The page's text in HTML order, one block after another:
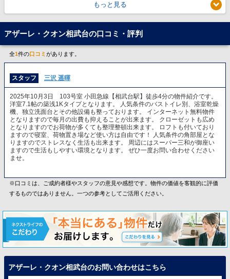
もっと見る
アザーレ・クオン相武台の口コミ・評判
全1件の口コミ があります。
スタッフ 三沢 遥暉
2025年10月3日 103号室 小田急線【相武台駅】徒歩4分の物件紹介です。
洋室7.1帖の築浅1Kタイプとなります。 人気条件のバストイレ別、浴室乾燥
機、独立洗面台とその他設備も整っております。 インターネット無料物件
となりますので毎月の出費も抑えることが出来ます。 クローゼットも広め
となりますのでお荷物が多くても整理整頓出来ます。 ロフトも付いており
ますので寝室、荷物置き場など使い方は自由です！ 人気条件の角部屋とな
りますのでストレスなく生活も出来ます。 周辺にはスーパー三和が御座い
ますので生活もしやすい環境となります。 ぜひ一度お問い合わせください
ませ。
※口コミは、ご成約者様やスタッフの意見や感想です。物件の価値を客観的に評価
するものではありません。一つの参考としてご活用ください。
アザーレ・クオン相武台のお問い合わせはこちら